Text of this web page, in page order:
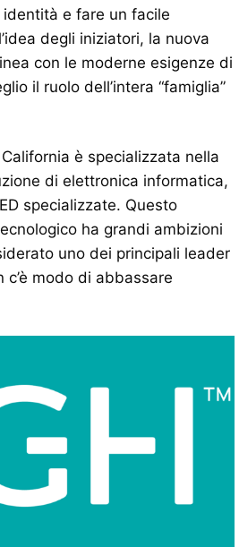
e fare un facile
degli iniziatori, la nuova
con le moderne esigenze di
il ruolo dell’intera “famiglia”
è specializzata nella
di elettronica informatica,
specializzate. Questo
ha grandi ambizioni
uno dei principali leader
modo di abbassare